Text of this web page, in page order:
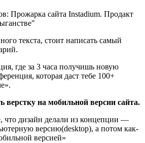
текста, стоит написать самый
где за 3 часа получишь новую
которая даст тебе 100+
верстку на мобильной версии сайта.
что дизайн делали из концепции —
версию(desktop), а потом как-
версией»